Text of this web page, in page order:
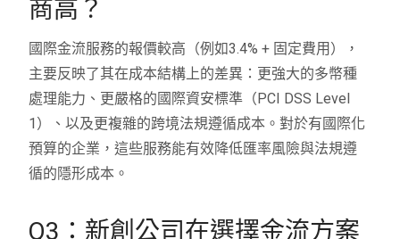
商高？
國際金流服務的報價較高（例如3.4% + 固定費用），
主要反映了其在成本結構上的差異：更強大的多幣種
處理能力、更嚴格的國際資安標準（PCI DSS Level
1）、以及更複雜的跨境法規遵循成本。對於有國際化
預算的企業，這些服務能有效降低匯率風險與法規遵
循的隱形成本。
Q3：新創公司在選擇金流方案